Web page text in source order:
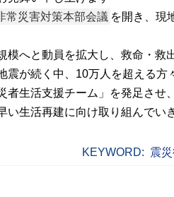
常災害対策本部会議 を開き、現
模へと動員を拡大し、救命・救
震が続く中、10万人を超える方
者生活支援チーム」を発足させ
生活再建に向け取り組んでい
KEYWORD: 震